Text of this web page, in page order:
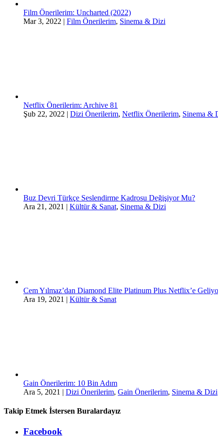
Film Önerilerim: Uncharted (2022)
Mar 3, 2022 | Film Önerilerim, Sinema & Dizi
Netflix Önerilerim: Archive 81
Şub 22, 2022 | Dizi Önerilerim, Netflix Önerilerim, Sinema &
Buz Devri Türkçe Seslendirme Kadrosu Değişiyor Mu?
Ara 21, 2021 | Kültür & Sanat, Sinema & Dizi
Cem Yılmaz’dan Diamond Elite Platinum Plus Netflix’e
Ara 19, 2021 | Kültür & Sanat
Gain Önerilerim: 10 Bin Adım
Ara 5, 2021 | Dizi Önerilerim, Gain Önerilerim, Sinema & Dizi
Takip Etmek İstersen Buralardayız
Facebook